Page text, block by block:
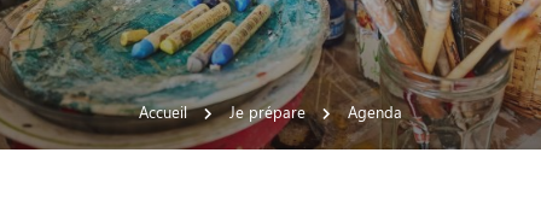
Michel
Normandie
Accueil Je prépare Agenda